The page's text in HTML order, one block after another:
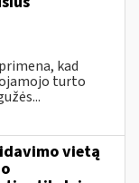
kad
turto
vietą